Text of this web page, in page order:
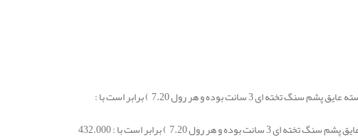
قیمت عایق پشم سنگ تخته ای 3 سانت دانسیته 80 ( قیمت های درج شده براساس هر بسته عایق پشم سنگ تخته ای 3 سانت بوده و هر رول 7.20 ) برابر است با :
عایق پشم سنگ تخته ای 3 سانت دانسیته 100 ( قیمت های درج شده براساس هر بسته عایق پشم سنگ تخته ای 3 سانت بوده و هر رول 7.20 ) برابر است با : 432.000